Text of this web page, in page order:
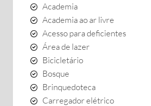
Academia
Academia ao ar livre
Acesso para deficientes
Área de lazer
Bicicletário
Bosque
Brinquedoteca
Carregador elétrico